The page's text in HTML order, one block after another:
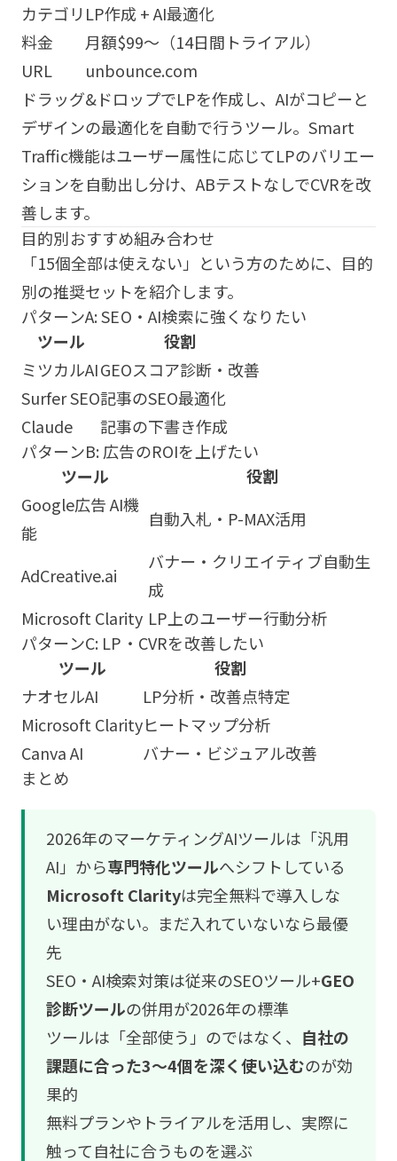
カテゴリ LP作成 + AI最適化
料金
月額$99〜（14日間トライアル）
URL
unbounce.com
ドラッグ&ドロップでLPを作成し、AIがコピーと
デザインの最適化を自動で行うツール。Smart
Traffic機能はユーザー属性に応じてLPのバリエー
ションを自動出し分け、ABテストなしでCVRを改
善します。
目的別おすすめ組み合わせ
「15個全部は使えない」という方のために、目的
別の推奨セットを紹介します。
パターンA: SEO・AI検索に強くなりたい
ツール
役割
ミツカルAIGEOスコア診断・改善
Surfer SEO記事のSEO最適化
Claude
記事の下書き作成
パターンB: 広告のROIを上げたい
ツール
役割
Google広告 AI機
能
自動入札・P-MAX活用
AdCreative.ai
バナー・クリエイティブ自動生
成
Microsoft Clarity LP上のユーザー行動分析
パターンC: LP・CVRを改善したい
ツール
役割
ナオセルAI
LP分析・改善点特定
Microsoft Clarityヒートマップ分析
Canva AI
バナー・ビジュアル改善
まとめ
2026年のマーケティングAIツールは「汎用
AI」から専門特化ツールへシフトしている
Microsoft Clarityは完全無料で導入しな
い理由がない。まだ入れていないなら最優
先
SEO・AI検索対策は従来のSEOツール+GEO
診断ツールの併用が2026年の標準
ツールは「全部使う」のではなく、 自社の
課題に合った3〜4個を深く使い込むのが効
果的
無料プランやトライアルを活用し、実際に
触って自社に合うものを選ぶ